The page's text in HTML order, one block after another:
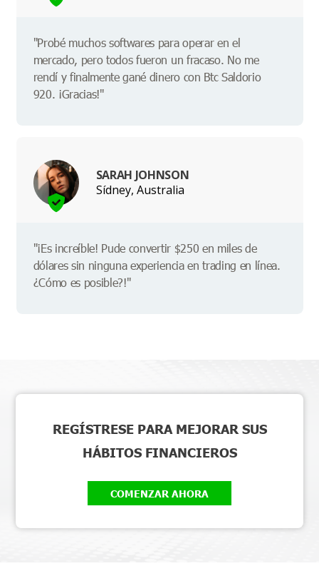
"Probé muchos softwares para operar en el
mercado, pero todos fueron un fracaso. No me
rendí y finalmente gané dinero con Btc Saldorio
920. ¡Gracias!"
SARAH JOHNSON
Sídney, Australia
"¡Es increíble! Pude convertir $250 en miles de
dólares sin ninguna experiencia en trading en línea.
¿Cómo es posible?!"
REGÍSTRESE PARA MEJORAR SUS
HÁBITOS FINANCIEROS
COMENZAR AHORA